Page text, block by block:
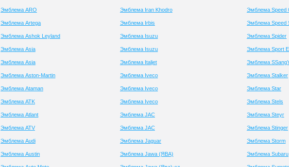
Эмблема ARO
Эмблема Artega
Эмблема Ashok Leyland
Эмблема Asia
Эмблема Asia
Эмблема Aston-Martin
Эмблема Ataman
Эмблема ATK
Эмблема Atlant
Эмблема ATV
Эмблема Audi
Эмблема Austin
Эмблема Iran Khodro
Эмблема Irbis
Эмблема Isuzu
Эмблема Isuzu
Эмблема Italjet
Эмблема Iveco
Эмблема Iveco
Эмблема Iveco
Эмблема JAC
Эмблема JAC
Эмблема Jaguar
Эмблема Jawa (ЯВА)
Эмблема Speed
Эмблема Speed
Эмблема Spider
Эмблема Sport
Эмблема
Эмблема Stalker
Эмблема Star
Эмблема Stels
Эмблема Steyr
Эмблема Stinger
Эмблема Storm
Эмблема Subaru